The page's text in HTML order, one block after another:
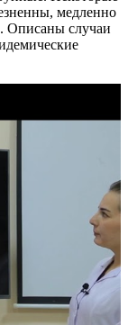
медленно
Описаны случаи